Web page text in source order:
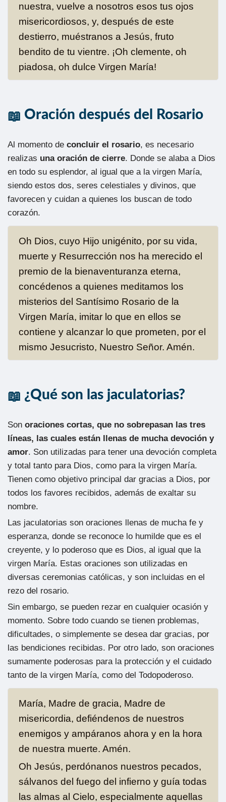
nuestra, vuelve a nosotros esos tus ojos
misericordiosos, y, después de este
destierro, muéstranos a Jesús, fruto
bendito de tu vientre. ¡Oh clemente, oh
piadosa, oh dulce Virgen María!
Oración después del Rosario
Al momento de concluir el rosario, es necesario
realizas una oración de cierre. Donde se alaba a Dios
en todo su esplendor, al igual que a la virgen María,
siendo estos dos, seres celestiales y divinos, que
favorecen y cuidan a quienes los buscan de todo
corazón.
Oh Dios, cuyo Hijo unigénito, por su vida,
muerte y Resurrección nos ha merecido el
premio de la bienaventuranza eterna,
concédenos a quienes meditamos los
misterios del Santísimo Rosario de la
Virgen María, imitar lo que en ellos se
contiene y alcanzar lo que prometen, por el
mismo Jesucristo, Nuestro Señor. Amén.
¿Qué son las jaculatorias?
Son oraciones cortas, que no sobrepasan las tres
líneas, las cuales están llenas de mucha devoción y
amor. Son utilizadas para tener una devoción completa
y total tanto para Dios, como para la virgen María.
Tienen como objetivo principal dar gracias a Dios, por
todos los favores recibidos, además de exaltar su
nombre.
Las jaculatorias son oraciones llenas de mucha fe y
esperanza, donde se reconoce lo humilde que es el
creyente, y lo poderoso que es Dios, al igual que la
virgen María. Estas oraciones son utilizadas en
diversas ceremonias católicas, y son incluidas en el
rezo del rosario.
Sin embargo, se pueden rezar en cualquier ocasión y
momento. Sobre todo cuando se tienen problemas,
dificultades, o simplemente se desea dar gracias, por
las bendiciones recibidas. Por otro lado, son oraciones
sumamente poderosas para la protección y el cuidado
tanto de la virgen María, como del Todopoderoso.
María, Madre de gracia, Madre de
misericordia, defiéndenos de nuestros
enemigos y ampáranos ahora y en la hora
de nuestra muerte. Amén.
Oh Jesús, perdónanos nuestros pecados,
sálvanos del fuego del infierno y guía todas
las almas al Cielo, especialmente aquellas